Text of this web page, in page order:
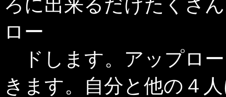
ろに出来るだけたくさ
ロー
ドします。アップロ
きます。自分と他の４